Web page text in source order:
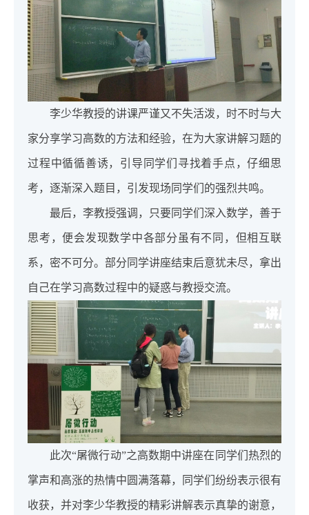
李少华教授的讲课严谨又不失活泼，时不时与大
家分享学习高数的方法和经验，在为大家讲解习题的
过程中循循善诱，引导同学们寻找着手点，仔细思
考，逐渐深入题目，引发现场同学们的强烈共鸣。
最后，李教授强调，只要同学们深入数学，善于
思考，便会发现数学中各部分虽有不同，但相互联
系，密不可分。部分同学讲座结束后意犹未尽，拿出
自己在学习高数过程中的疑惑与教授交流。
此次“屠微行动”之高数期中讲座在同学们热烈的
掌声和高涨的热情中圆满落幕，同学们纷纷表示很有
收获，并对李少华教授的精彩讲解表示真挚的谢意，